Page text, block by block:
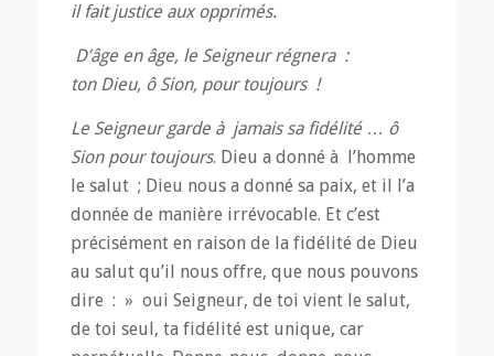
il fait justice aux opprimés.
D’âge en âge, le Seigneur régnera :
ton Dieu, ô Sion, pour toujours !
Le Seigneur garde à jamais sa fidélité… ô
Sion pour toujours. Dieu a donné à l’homme
le salut ; Dieu nous a donné sa paix, et il l’a
donnée de manière irrévocable. Et c’est
précisément en raison de la fidélité de Dieu
au salut qu’il nous offre, que nous pouvons
dire : » oui Seigneur, de toi vient le salut,
de toi seul, ta fidélité est unique, car